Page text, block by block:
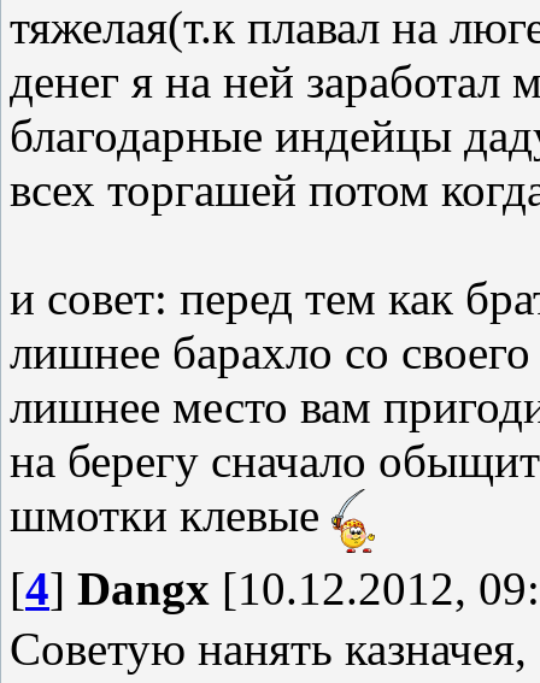
тяжелая(т.к плавал на
денег я на ней
благодарные индейцы
всех торгашей потом
и совет: перед тем как
лишнее барахло со
лишнее место вам
на берегу сначало
шмотки клевые
[4] Dangx [10.12.2012,
Советую нанять